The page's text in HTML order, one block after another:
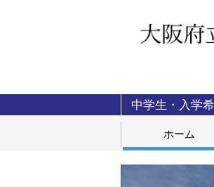
中学生・入学
ホーム